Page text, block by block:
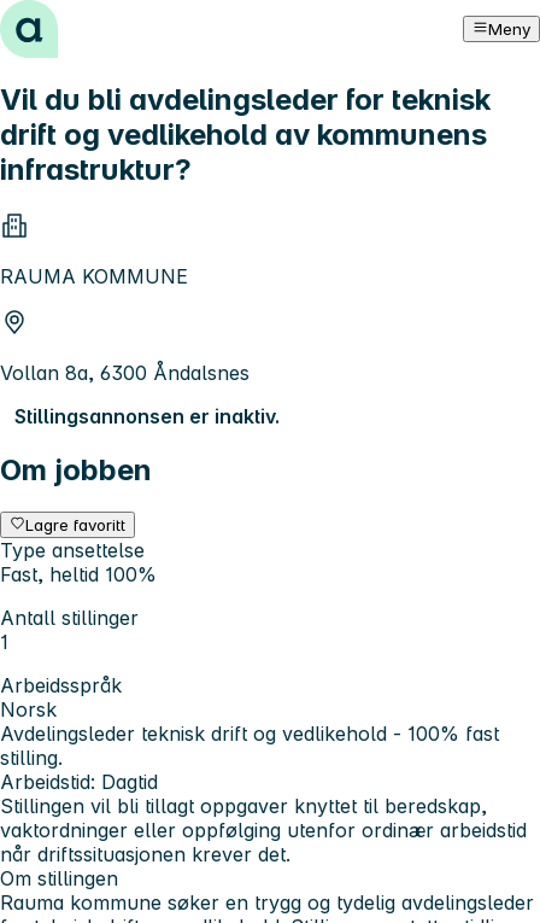
Hopp til innhold Meny
Vil du bli avdelingsleder for teknisk
drift og vedlikehold av kommunens
infrastruktur?
RAUMA KOMMUNE
Vollan 8a, 6300 Åndalsnes
Stillingsannonsen er inaktiv.
Om jobben
Lagre favoritt
Type ansettelse
Fast, heltid 100%
Antall stillinger
1
Arbeidsspråk
Norsk
Avdelingsleder teknisk drift og vedlikehold - 100% fast
stilling.
Arbeidstid: Dagtid
Stillingen vil bli tillagt oppgaver knyttet til beredskap,
vaktordninger eller oppfølging utenfor ordinær arbeidstid
når driftssituasjonen krever det.
Om stillingen
Rauma kommune søker en trygg og tydelig avdelingsleder